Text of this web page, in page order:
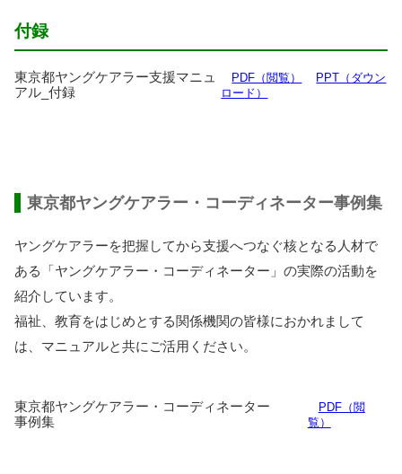
付録
東京都ヤングケアラー支援マニュ
アル_付録
PDF（ 閲覧 ）
PPT（ダウン
ロード）
東京都ヤングケアラー・コーディネーター事例集
ヤングケアラーを把握 してから支援へつなぐ核となる 人材で
ある「ヤングケアラー・コーディネーター」の実際の活動を
紹介 しています。
福祉 、教育をはじめとする関係機関の皆様におかれまして
は、マニュアルと共にご活用 ください。
東京都ヤングケアラー・コーディネーター
事例集
PDF（閲
覧）